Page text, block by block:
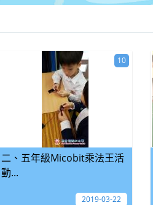
二、五年級Micobit乘法王活
動...
10
2019-03-22